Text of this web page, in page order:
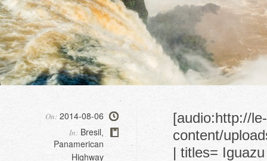
On: 2014-08-06
In: Bresil
Panamerican
Highway
[audio:http://
content/
| titles=